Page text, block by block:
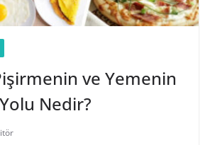
ve Yemenin
Yolu Nedir?